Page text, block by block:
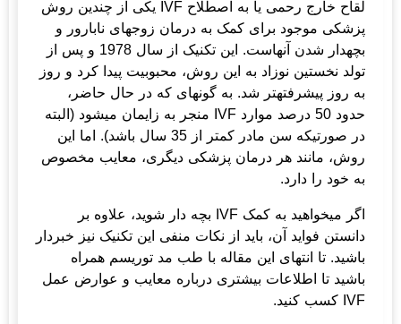
لقاح خارج رحمی یا به اصطلاح IVF یکی از چندین روش
پزشکی موجود برای کمک به درمان زوج­های نابارور و
بچه­دار شدن آنهاست. این تکنیک از سال 1978 و پس از
تولد نخستین نوزاد به این روش، محبوبیت پیدا کرد و روز
به روز پیشرفته­تر شد. به گونه­ای که در حال حاضر،
حدود 50 درصد موارد IVF منجر به زایمان ­می­شود (البته
در صورتیکه سن مادر کمتر از 35 سال باشد). اما این
روش، مانند هر درمان پزشکی دیگری، معایب مخصوص
به خود را دارد.
اگر می­خواهید به کمک IVF بچه ­دار شوید، علاوه بر
دانستن فواید آن، باید از نکات منفی این تکنیک نیز خبردار
باشید. تا انتهای این مقاله با طب مد توریسم همراه
باشید تا اطلاعات بیشتری درباره معایب و عوارض عمل
IVF کسب کنید.